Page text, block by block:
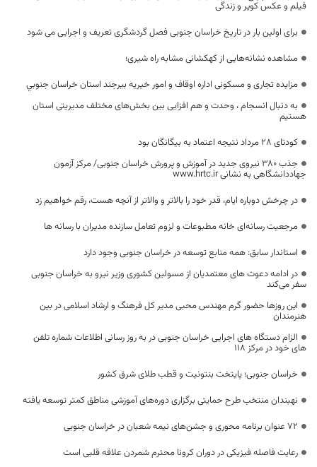
فیلم و عکس کویر و زندگی
برای اولین بار در تاریخ خراسان جنوبی فصل گردشگری تعریف و اجرایی می شود
مشاهده نشانه‌هایی از کهکشانی مشابه راه شیری؛
مزایده تجاری و مسکونی اداره اوقاف و امور خيريه بيرجند استان خراسان جنوبي
به دنبال انسجام ، وحدت و هم افزایی بین بخش‌های مختلف مدیریتی استان
هستیم
کودتای ۲۸ مرداد نتیجه اعتماد به بیگانگان بود
جذب ۳۸۰ نیروی جدید در آموزش و پرورش خراسان جنوبی/ مرکز آزمون
جهاددانشگاهی به نشانی www.hrtc.ir
در چرخش دوباره ایام، قدر خود را بالاتر و والاتر از آنچه هست، رقم خواهیم زد
مرجعیت رسانه‌ای خانه مطبوعات و لزوم تعامل سازنده مدیران با رسانه ها
استاندار سابق: همه منابع توسعه در خراسان جنوبی وجود دارد
در ادامه دعوت های معتمدیان از مسولین کشوری وزیر نیرو به خراسان جنوبی
سفر می‌کند
این روزها حضور گرم مهندس محبی مدیر کل فرهنگ و ارشاد اسلامی در بین
هنرمندان
الزام دستگاه های اجرایی خراسان جنوبی در به روز رسانی اطلاعات شماره تلفن
های خود در مرکز ۱۱۸
خراسان جنوبی؛ پایتخت بنتونیت و قطب طلای شرق کشور
نهبندان منتخب طرح حمایتی برگزاری دوره‌های آموزشی مناطق کمتر توسعه یافته
۷۲ عنوان برنامه محوری و جشن‌های نیمه شعبان در خراسان جنوبی
رعایت فاصله فیزیکی در دوران کرونا محترم شمردن علاقه قلبی است